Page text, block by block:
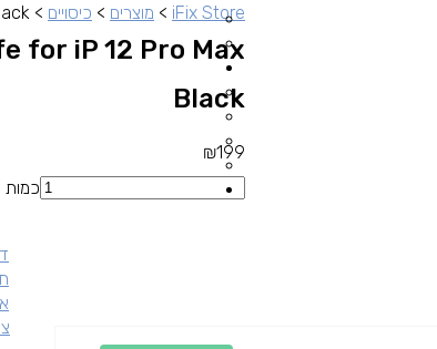
iFix Store
> מוצרים > כיסויים >
for iP 12 Pro Max
Black
₪199
כמות